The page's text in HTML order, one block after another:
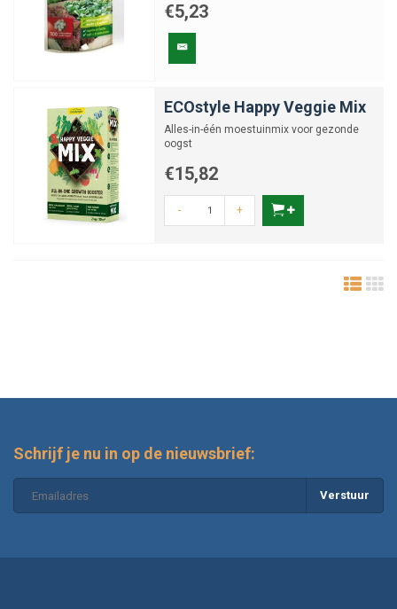
€5,23
ECOstyle Happy Veggie Mix
Alles-in-één moestuinmix voor gezonde
oogst
€15,82
- +
Schrijf je nu in op de nieuwsbrief:
Verstuur